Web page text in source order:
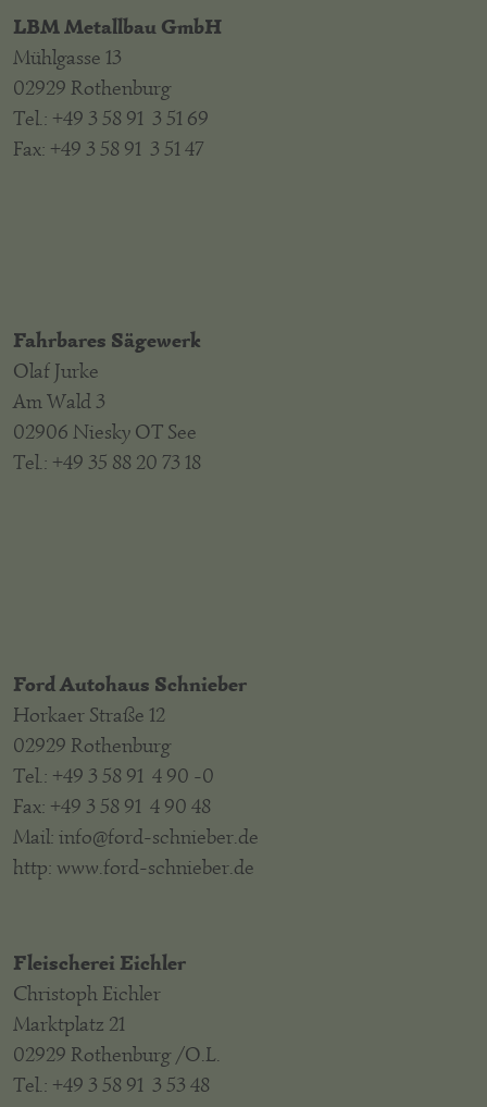
LBM Metallbau GmbH
Mühlgasse 13
02929 Rothenburg
Tel.: +49 3 58 91 3 51 69
Fax: +49 3 58 91 3 51 47
Fahrbares Sägewerk
Olaf Jurke
Am Wald 3
02906 Niesky OT See
Tel.: +49 35 88 20 73 18
Ford Autohaus Schnieber
Horkaer Straße 12
02929 Rothenburg
Tel.: +49 3 58 91 4 90 -0
Fax: +49 3 58 91 4 90 48
Mail: info@ford-schnieber.de
http: www.ford-schnieber.de
Fleischerei Eichler
Christoph Eichler
Marktplatz 21
02929 Rothenburg /O.L.
Tel.: +49 3 58 91 3 53 48